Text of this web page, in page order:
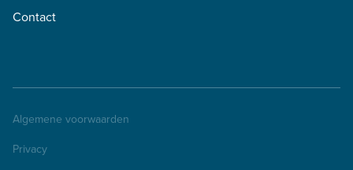
Contact
Algemene voorwaarden
Privacy